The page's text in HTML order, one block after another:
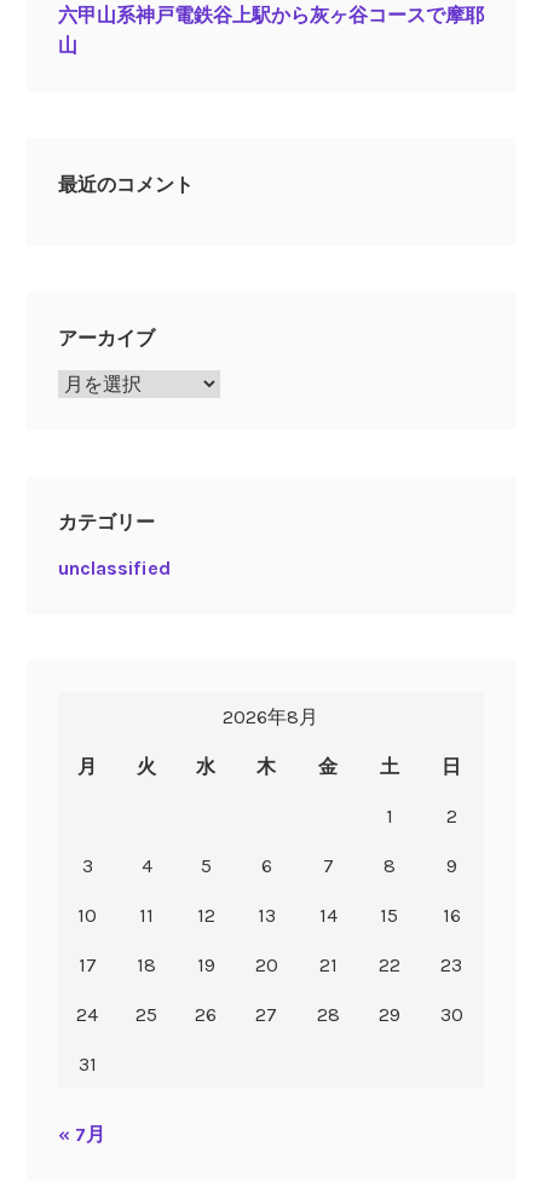
六甲山系神戸電鉄谷上駅から灰ヶ谷コースで摩耶
山
最近のコメント
アーカイブ
ア
カテゴリー
unclassified
2026年8月
月 火 水 木 金 土 日
1 2
3 4 5 6 7 8 9
10 11 12 13 14 15 16
17 18 19 20 21 22 23
24 25 26 27 28 29 30
31
« 7月